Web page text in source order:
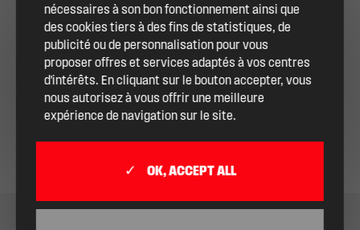
nécessaires à son bon fonctionnement ainsi que
des cookies tiers à des fins de statistiques, de
publicité ou de personnalisation pour vous
proposer offres et services adaptés à vos centres
d'intérêts. En cliquant sur le bouton accepter, vous
nous autorisez à vous offrir une meilleure
expérience de navigation sur le site.
OK, ACCEPT ALL